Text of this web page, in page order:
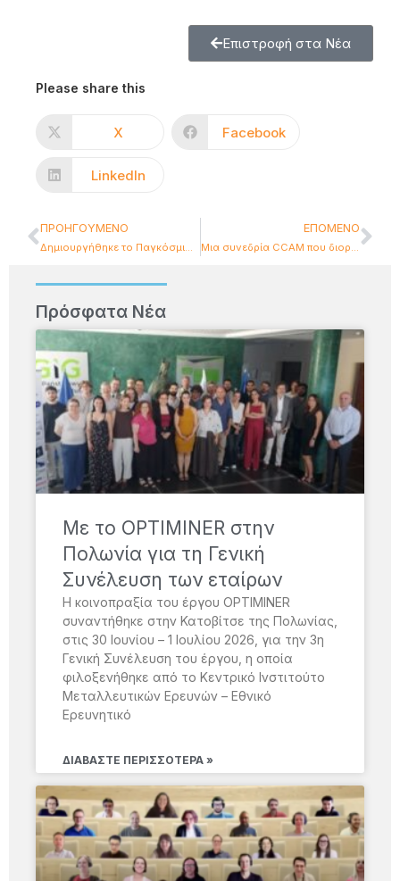
Επιστροφή στα Νέα
Please share this
X Facebook
LinkedIn
ΠΡΟΗΓΟΎΜΕΝΟ
Δημιουργήθηκε το Παγκόσμιο Παρατηρητήριο για τη Συνεργατική και Αυτοματοποιημένη Κινητικότητα με τη συμβολή του I-SENSE
ΕΠΌΜΕΝΟ
Μια συνεδρία CCAM που διοργανώθηκε από την Ομάδα I-SENSE παρουσιάστηκε στο Διεθνές Συνέδριο EEITE στην Κρήτη
Πρόσφατα Νέα
Με το OPTIMINER στην
Πολωνία για τη Γενική
Συνέλευση των εταίρων
Η κοινοπραξία του έργου OPTIMINER
συναντήθηκε στην Κατοβίτσε της Πολωνίας,
στις 30 Ιουνίου – 1 Ιουλίου 2026, για την 3η
Γενική Συνέλευση του έργου, η οποία
φιλοξενήθηκε από το Κεντρικό Ινστιτούτο
Μεταλλευτικών Ερευνών – Εθνικό
Ερευνητικό
ΔΙΑΒΆΣΤΕ ΠΕΡΙΣΣΌΤΕΡΑ »